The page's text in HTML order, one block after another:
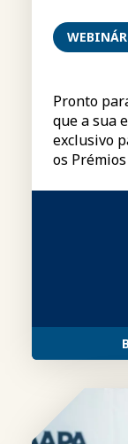
Pronto
que a sua
exclusivo
os